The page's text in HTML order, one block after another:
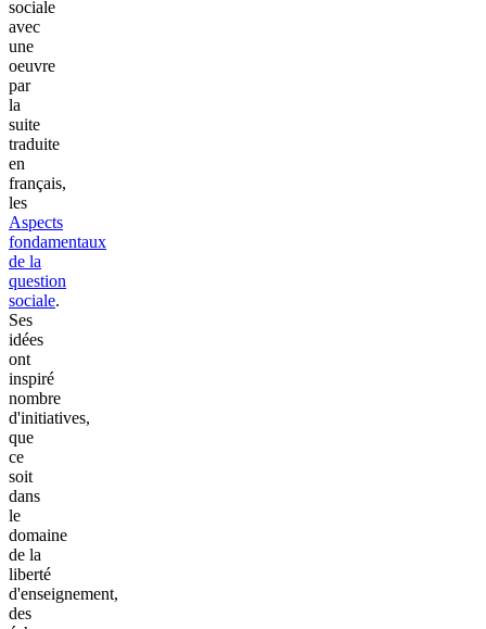
sociale
avec
une
oeuvre
par
la
suite
traduite
en
français,
les
Aspects
fondamentaux
de la
question
sociale.
Ses
idées
ont
inspiré
nombre
d'initiatives,
que
ce
soit
dans
le
domaine
de la
liberté
d'enseignement,
des